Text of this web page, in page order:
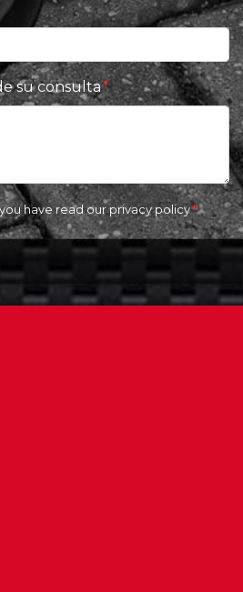
su consulta
have read our privacy policy